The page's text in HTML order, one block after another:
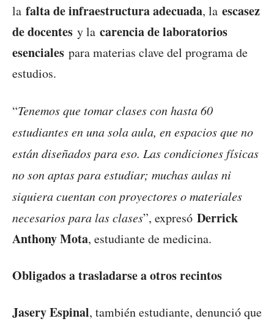
la falta de infraestructura adecuada, la escasez
de docentes y la carencia de laboratorios
esenciales para materias clave del programa de
estudios.
“Tenemos que tomar clases con hasta 60
estudiantes en una sola aula, en espacios que no
están diseñados para eso. Las condiciones físicas
no son aptas para estudiar; muchas aulas ni
siquiera cuentan con proyectores o materiales
necesarios para las clases”, expresó Derrick
Anthony Mota, estudiante de medicina.
Obligados a trasladarse a otros recintos
Jasery Espinal, también estudiante, denunció que